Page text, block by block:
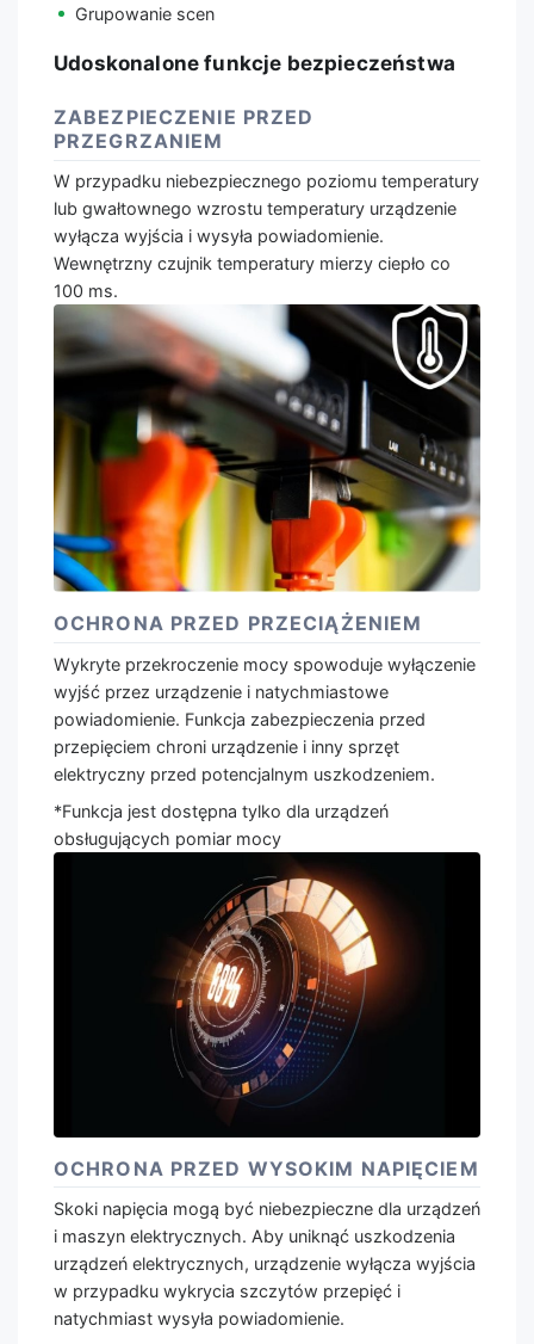
Grupowanie scen
Udoskonalone funkcje bezpieczeństwa
ZABEZPIECZENIE PRZED
PRZEGRZANIEM
W przypadku niebezpiecznego poziomu temperatury
lub gwałtownego wzrostu temperatury urządzenie
wyłącza wyjścia i wysyła powiadomienie.
Wewnętrzny czujnik temperatury mierzy ciepło co
100 ms.
OCHRONA PRZED PRZECIĄŻENIEM
Wykryte przekroczenie mocy spowoduje wyłączenie
wyjść przez urządzenie i natychmiastowe
powiadomienie. Funkcja zabezpieczenia przed
przepięciem chroni urządzenie i inny sprzęt
elektryczny przed potencjalnym uszkodzeniem.
*Funkcja jest dostępna tylko dla urządzeń
obsługujących pomiar mocy
OCHRONA PRZED WYSOKIM NAPIĘCIEM
Skoki napięcia mogą być niebezpieczne dla urządzeń
i maszyn elektrycznych. Aby uniknąć uszkodzenia
urządzeń elektrycznych, urządzenie wyłącza wyjścia
w przypadku wykrycia szczytów przepięć i
natychmiast wysyła powiadomienie.